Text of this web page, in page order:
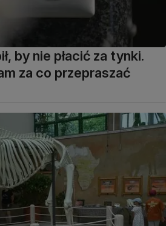
by nie płacić za tynki.
za co przepraszać